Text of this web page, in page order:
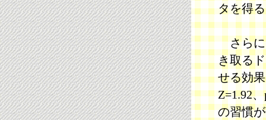
タを得
さらに
き取る
せる効
Z=1.92
の習慣